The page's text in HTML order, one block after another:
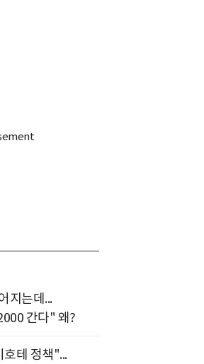
지는데...
간다" 왜?
테 정책"...